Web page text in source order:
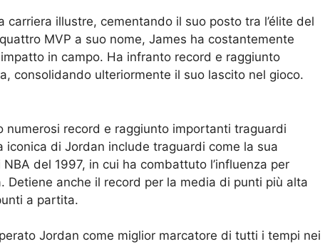
carriera illustre, cementando il suo posto tra l’élite del
MVP a suo nome, James ha costantemente
in campo. Ha infranto record e raggiunto
consolidando ulteriormente il suo lascito nel gioco.
numerosi record e raggiunto importanti traguardi
iconica di Jordan include traguardi come la sua
del 1997, in cui ha combattuto l’influenza per
Detiene anche il record per la media di punti più alta
a partita.
Jordan come miglior marcatore di tutti i tempi nei